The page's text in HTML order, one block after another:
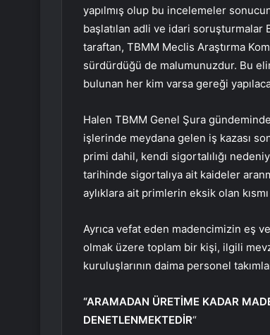
yapılmış olup bu incelemeler
başlatılan adli ve idari soruşturmalar
taraftan, TBMM Meclis Araştırma
sürdürdüğü de malumunuzdur. Bu
bulunan her kim varsa gereği
Halen TBMM Genel Şura
işlerinde meydana gelen iş kazası
primi dahil, kendi sigortalılığı
tarihinde sigortalıya ait kaideler
aylıklara ait primlerin eksik olan
Ayrıca vefat eden madencimizin eş
olmak üzere toplam bir kişi, ilgili
kuruluşlarının daima personel
“ARAMADAN ÜRETİME KADAR
DENETLENMEKTEDİR“